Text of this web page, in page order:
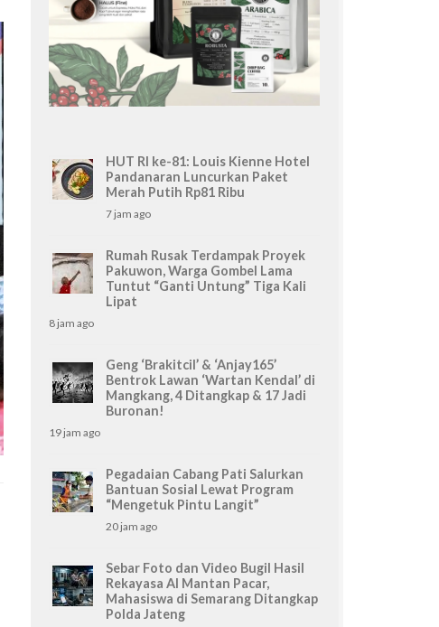
HUT RI ke-81: Louis Kienne Hotel
Pandanaran Luncurkan Paket
Merah Putih Rp81 Ribu
7 jam ago
Rumah Rusak Terdampak Proyek
Pakuwon, Warga Gombel Lama
Tuntut “Ganti Untung” Tiga Kali
Lipat
8 jam ago
Geng ‘Brakitcil’ & ‘Anjay165’
Bentrok Lawan ‘Wartan Kendal’ di
Mangkang, 4 Ditangkap & 17 Jadi
Buronan!
19 jam ago
Pegadaian Cabang Pati Salurkan
Bantuan Sosial Lewat Program
“Mengetuk Pintu Langit”
20 jam ago
Sebar Foto dan Video Bugil Hasil
Rekayasa AI Mantan Pacar,
Mahasiswa di Semarang Ditangkap
Polda Jateng